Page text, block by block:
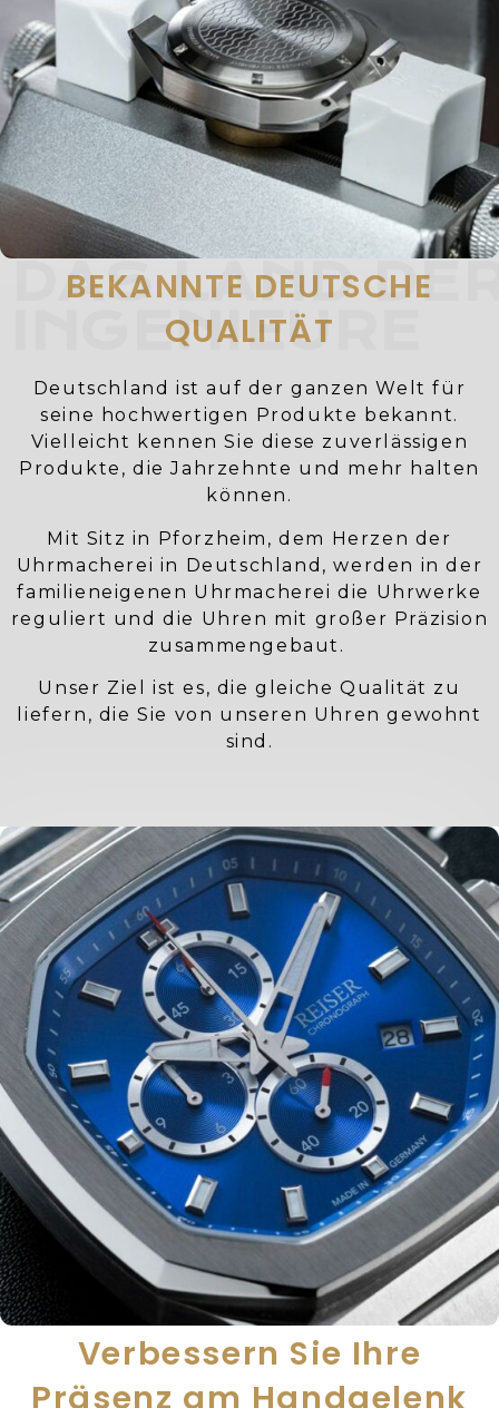
BEKANNTE DEUTSCHE
QUALITÄT
DAS LAND
INGENIEURE
Deutschland ist auf der ganzen Welt für
seine hochwertigen Produkte bekannt.
Vielleicht kennen Sie diese zuverlässigen
Produkte, die Jahrzehnte und mehr halten
können.
Mit Sitz in Pforzheim, dem Herzen der
Uhrmacherei in Deutschland, werden in der
familieneigenen Uhrmacherei die Uhrwerke
reguliert und die Uhren mit großer Präzision
zusammengebaut.
Unser Ziel ist es, die gleiche Qualität zu
liefern, die Sie von unseren Uhren gewohnt
sind.
Verbessern Sie Ihre
Präsenz am Handgelenk